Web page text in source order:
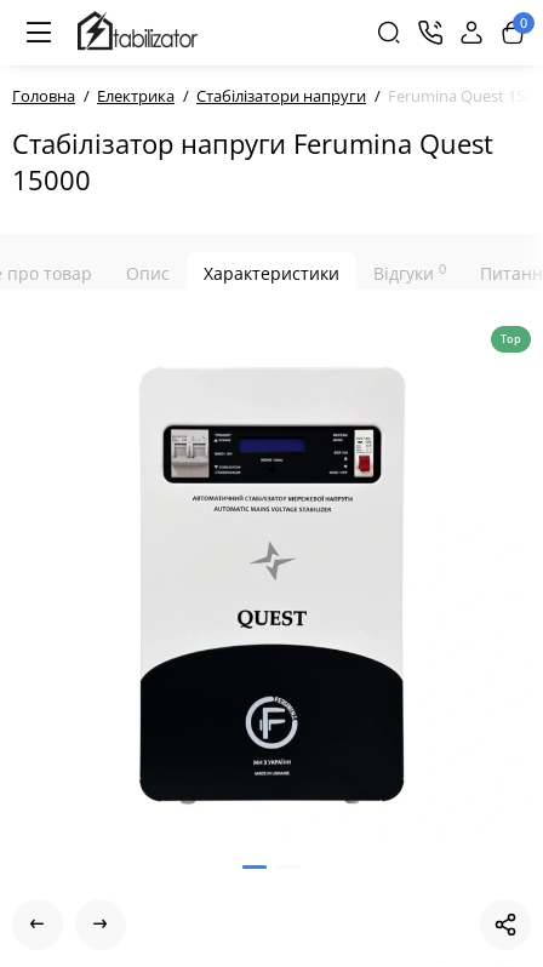
0
Головна Електрика Стабілізатори напруги Ferumina Quest
Стабілізатор напруги Ferumina Quest
15000
про товар Опис Характеристики Відгуки 0
Top